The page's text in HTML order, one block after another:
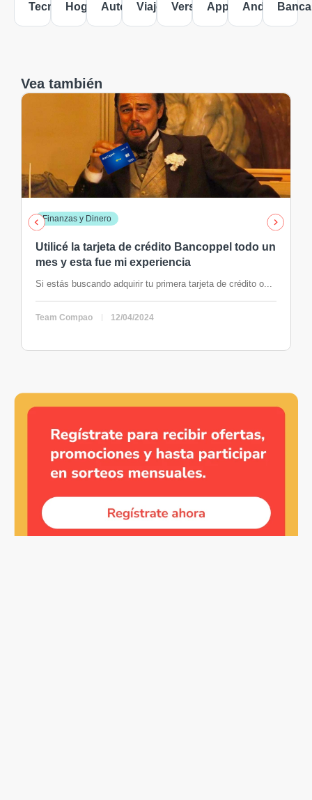
Tecnología
Hogar Autos Viajes VersusApple AndroidBanca
Vea también
Finanzas y Dinero
Utilicé la tarjeta de crédito Bancoppel todo un
mes y esta fue mi experiencia
Si estás buscando adquirir tu primera tarjeta de crédito o...
Team Compao 12/04/2024